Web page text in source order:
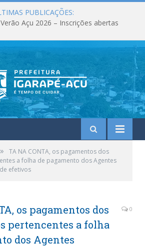
PUBLICAÇÕES:
Açu 2026 – Inscrições abertas
»
TA NA CONTA, os pagamentos dos
a folha de pagamento dos Agentes
efetivos
os pagamentos dos
pertencentes a folha
dos Agentes
0